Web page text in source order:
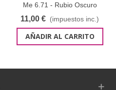
Me 6.71 - Rubio Oscuro
marrón ceniza 60 ml
11,00 € (impuestos inc.)
AÑADIR AL CARRITO